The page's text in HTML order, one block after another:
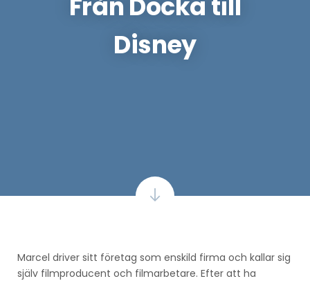
Från Docka till
Disney
Marcel driver sitt företag som enskild firma och kallar sig
själv filmproducent och filmarbetare. Efter att ha